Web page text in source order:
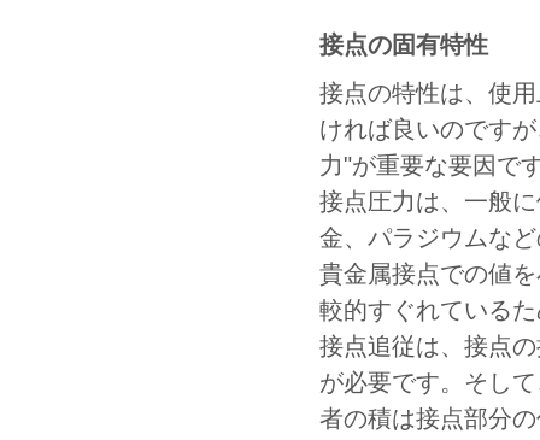
接点の固有特性
接点の特性は、使
ければ良いのです
力"が重要な要因で
接点圧力は、一般
金、パラジウムな
貴金属接点での値
較的すぐれている
接点追従は、接点
が必要です。そし
者の積は接点部分